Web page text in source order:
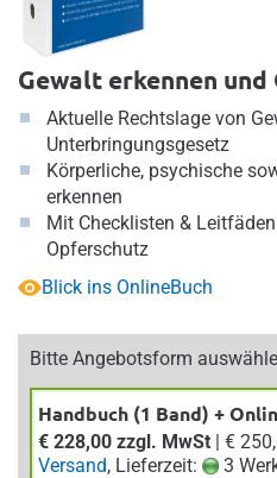
Gewalt erkennen
Aktuelle Rechtslage von
Unterbringungsgesetz
Körperliche, psychische
erkennen
Mit Checklisten &
Opferschutz
Blick ins OnlineBuch
Bitte Angebotsform
Handbuch (1 Band) +
€ 228,00 zzgl. MwSt
| €
Versand, Lieferzeit: 3